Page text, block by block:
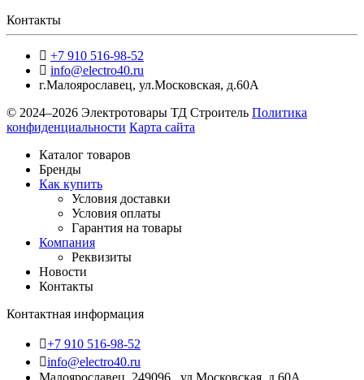
Контакты
+7 910 516-98-52
info@electro40.ru
г.Малоярославец, ул.Московская, д.60А
© 2024–2026 Электротовары ТД Строитель Политика
конфиденциальности Карта сайта
Каталог товаров
Бренды
Как купить
Условия доставки
Условия оплаты
Гарантия на товары
Компания
Реквизиты
Новости
Контакты
Контактная информация
+7 910 516-98-52
info@electro40.ru
Малоярославец, 249096 , ул.Московская, д.60А